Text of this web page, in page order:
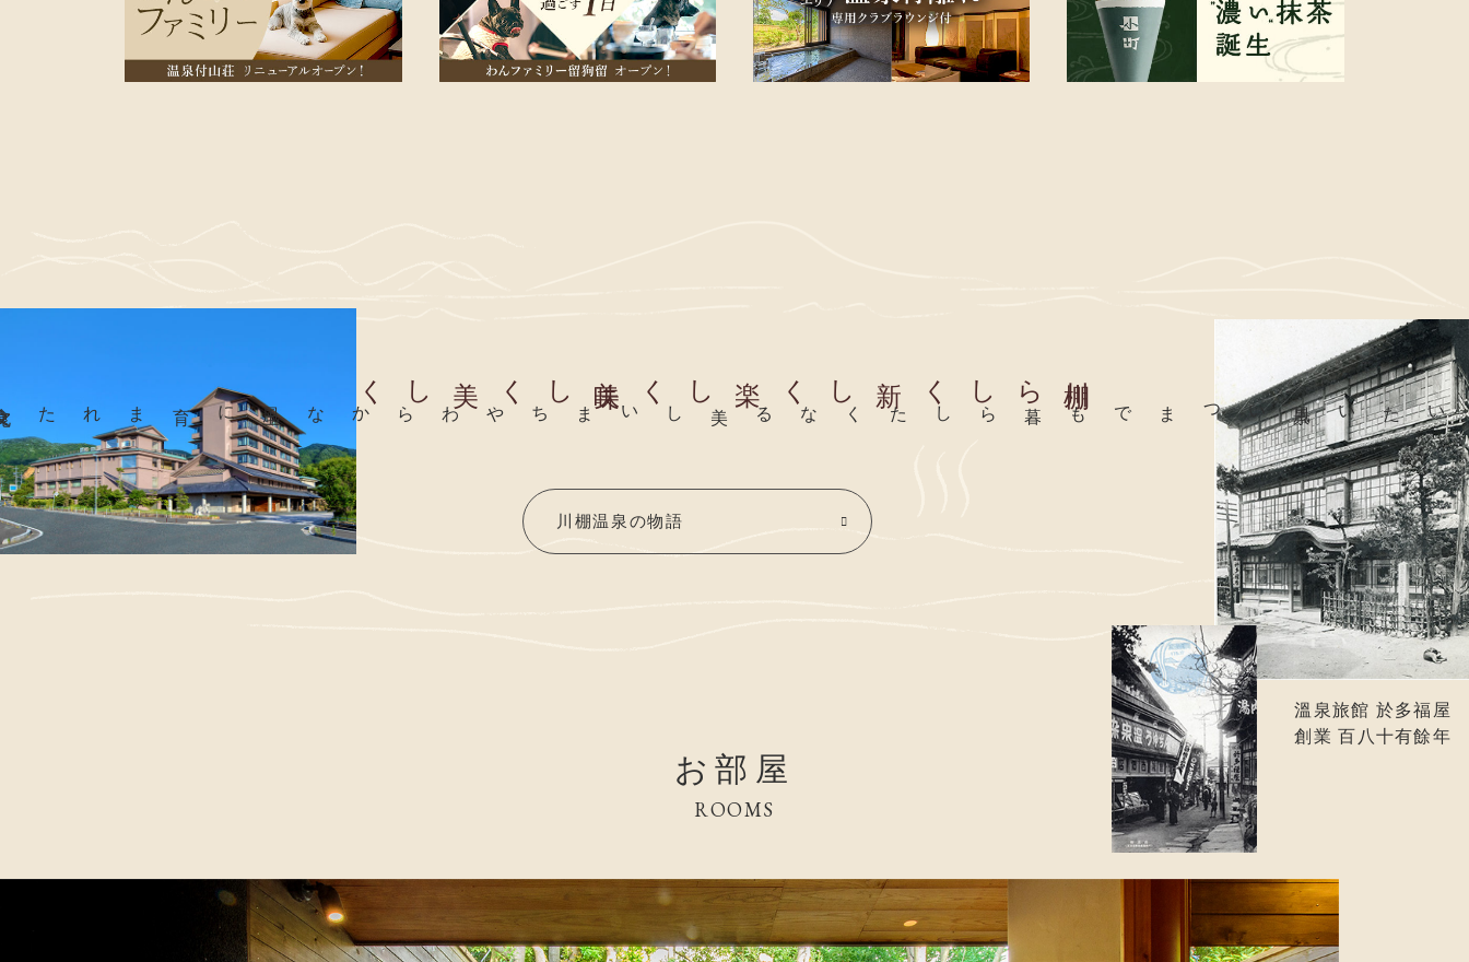
溫泉旅館 於多福屋
創業 百八十有餘年
新しく
美しく
いつまでも暮らしたくなる美しいまち
やわらかな風土に育まれた
川棚温泉の物語
お部屋
ROOMS